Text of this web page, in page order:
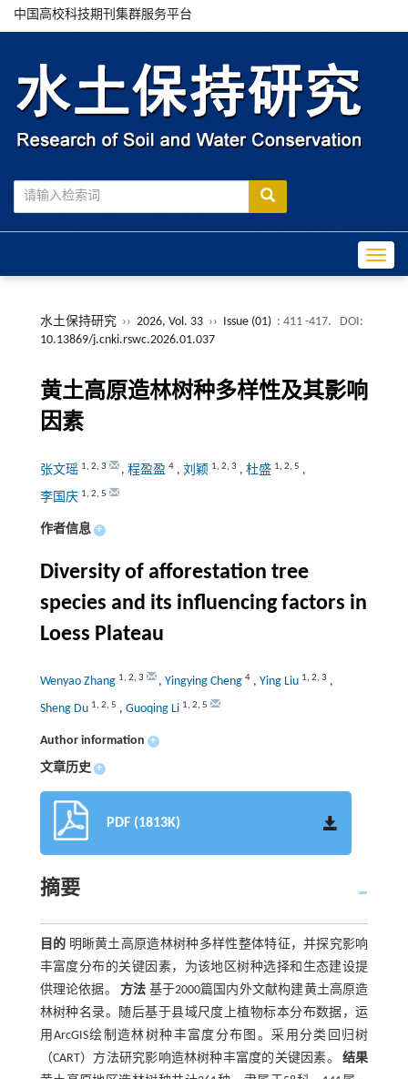
中国高校科技期刊集群服务平台
水土保持研究 ›› 2026, Vol. 33 ›› Issue (01) : 411 -417.
DOI:
10.13869/j.cnki.rswc.2026.01.037
黄土高原造林树种多样性及其影响
因素
张文瑶 1, 2, 3 , 程盈盈 4, 刘颖 1, 2, 3 , 杜盛 1, 2, 5 ,
李国庆 1, 2, 5
作者信息 +
Diversity of afforestation tree
species and its influencing factors in
Loess Plateau
Wenyao Zhang 1, 2, 3 , Yingying Cheng 4, Ying Liu 1, 2, 3 ,
Sheng Du 1, 2, 5 , Guoqing Li 1, 2, 5
Author information +
文章历史 +
PDF (1813K)
摘要
目的 明晰黄土高原造林树种多样性整体特征，并探究影响
丰富度分布的关键因素，为该地区树种选择和生态建设提
供理论依据。 方法 基于2000篇国内外文献构建黄土高原造
林树种名录。随后基于县域尺度上植物标本分布数据，运
用ArcGIS绘制造林树种丰富度分布图。采用分类回归树
（CART）方法研究影响造林树种丰富度的关键因素。结果